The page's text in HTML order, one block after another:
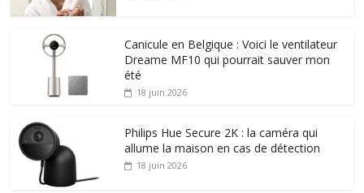
Canicule en Belgique : Voici le ventilateur
Dreame MF10 qui pourrait sauver mon
été
18 juin 2026
Philips Hue Secure 2K : la caméra qui
allume la maison en cas de détection
18 juin 2026